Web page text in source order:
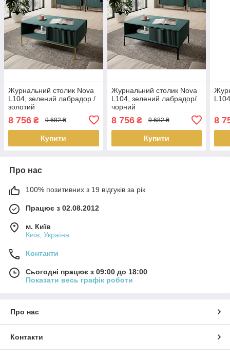
Журнальний столик Nova
L104, зелений лабрадор /
золотий
8 756 ₴ 9 682 ₴
Купити
Журнальний столик Nova
L104, зелений лабрадор/
чорний
8 756₴ 9 682 ₴
Купити
8
Про нас
100% позитивних з 19 відгуків за рік
Працює з 02.08.2012
м. Київ
Київ, Україна
Контакти
Сьогодні працює з 09:00 до 18:00
Показати весь графік роботи
Про нас
Контакти